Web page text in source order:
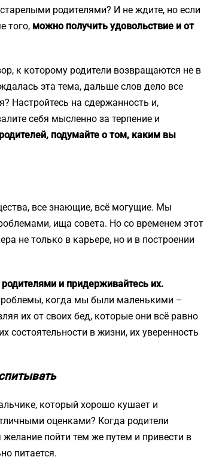
родителями? И не ждите, но если
того, можно получить удовольствие и от
к которому родители возвращаются не в
эта тема, дальше слов дело все
Настройтесь на сдержанность и,
себя мысленно за терпение и
подумайте о том, каким вы
все знающие, всё могущие. Мы
ища совета. Но со временем этот
не только в карьере, но и в построении
и придерживайтесь их.
когда мы были маленькими –
их от своих бед, которые они всё равно
состоятельности в жизни, их уверенность
который хорошо кушает и
оценками? Когда родители
пойти тем же путем и привести в
питается.